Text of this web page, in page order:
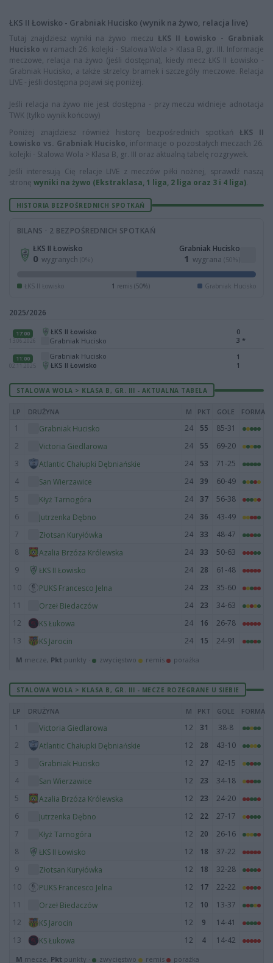
ŁKS II Łowisko - Grabniak Hucisko (wynik na żywo, relacja live)
Tutaj znajdziesz wyniki na żywo meczu ŁKS II Łowisko - Grabniak
Hucisko w ramach 26. kolejki - Stalowa Wola > Klasa B, gr. III. Informacje
meczowe, relacja na żywo (jeśli dostępna), kiedy mecz ŁKS II Łowisko -
Grabniak Hucisko, a także strzelcy bramek i szczegóły meczowe. Relacja
LIVE - jeśli dostępna pojawi się poniżej.
Jeśli relacja na żywo nie jest dostępna - przy meczu widnieje adnotacja
TWK (tylko wynik końcowy)
Poniżej znajdziesz również historę bezpośrednich spotkań ŁKS II
Łowisko vs. Grabniak Hucisko, informacje o pozostałych meczach 26.
kolejki - Stalowa Wola > Klasa B, gr. III oraz aktualną tabelę rozgrywek.
Jeśli interesują Cię relacje LIVE z meczów piłki nożnej, sprawdź naszą
stronę wyniki na żywo (Ekstraklasa, 1 liga, 2 liga oraz 3 i 4 liga).
HISTORIA BEZPOŚREDNICH SPOTKAŃ
BILANS · 2 BEZPOŚREDNICH SPOTKAŃ
ŁKS II Łowisko
0 wygranych (0%)
Grabniak Hucisko
1 wygrana (50%)
ŁKS II Łowisko 1 remis (50%) Grabniak Hucisko
2025/2026
17:00
13.06.2026
ŁKS II Łowisko
Grabniak Hucisko
0
3 *
11:00
02.11.2025
Grabniak Hucisko
ŁKS II Łowisko
1
1
STALOWA WOLA > KLASA B, GR. III - AKTUALNA TABELA
LP DRUŻYNA M PKT GOLE FORMA
1 Grabniak Hucisko 24 55
85-31
2
Victoria Giedlarowa 24 55
69-20
3
Atlantic Chałupki Dębniańskie 24 53
71-25
4
San Wierzawice 24 39
60-49
5
Kłyż Tarnogóra 24 37
56-38
6
Jutrzenka Dębno 24 36
43-49
7
Złotsan Kuryłówka 24 33
48-47
8
Azalia Brzóza Królewska 24 33
50-63
9
ŁKS II Łowisko 24 28
61-48
10
PUKS Francesco Jelna 24 23
35-60
11
Orzeł Biedaczów 24 23
34-63
12
KS Łukowa 24 16
26-78
13
KS Jarocin 24 15 24-91
M mecze, Pkt punkty · zwycięstwo remis porażka
STALOWA WOLA > KLASA B, GR. III - MECZE ROZEGRANE U SIEBIE
LP DRUŻYNA M PKT GOLE FORMA
1 Victoria Giedlarowa 12 31
38-8
2
Atlantic Chałupki Dębniańskie 12 28
43-10
3
Grabniak Hucisko 12 27
42-15
4
San Wierzawice 12 23
34-18
5
Azalia Brzóza Królewska 12 23
24-20
6
Jutrzenka Dębno 12 22
27-17
7
Kłyż Tarnogóra 12 20
26-16
8
ŁKS II Łowisko 12 18
37-22
9
Złotsan Kuryłówka 12 18
32-28
10
PUKS Francesco Jelna 12 17
22-22
11
Orzeł Biedaczów 12 10
13-37
12
KS Jarocin 12 9
14-41
13
KS Łukowa 12 4 14-42
M mecze, Pkt punkty · zwycięstwo remis porażka